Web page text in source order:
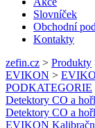
Slovníček
Obchodní
Kontakty
zefin.cz > Produkty
EVIKON >
PODKATEGORIE
Detektory CO a
Detektory CO a
EVIKON